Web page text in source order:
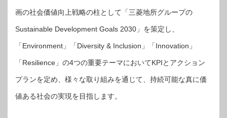
画の社会価値向上戦略の柱として「三菱地所グループの
Sustainable Development Goals 2030」を策定し、
「Environment」「Diversity & Inclusion」「Innovation」
「Resilience」の4つの重要テーマにおいてKPIとアクション
プランを定め、様々な取り組みを通じて、持続可能な真に価
値ある社会の実現を目指します。